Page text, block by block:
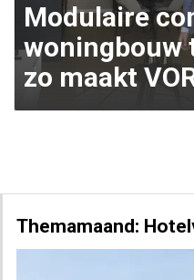
Modulaire
woningbouw
zo maakt
Themamaand: